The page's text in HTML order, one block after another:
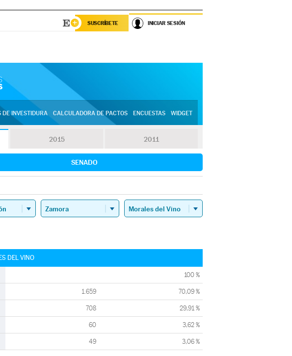
SUSCRÍBETE INICIAR SESIÓN
DE INVESTIDURA CALCULADORA DE PACTOS ENCUESTAS WIDGET
2015 2011
SENADO
DEL VINO
100 %
1.659 70,09 %
708 29,91 %
60 3,62 %
49 3,06 %